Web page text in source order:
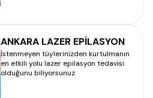
ANKARA LAZER EPİLASYON
İstenmeyen tüylerinizden kurtulmanın
en etkili yolu lazer epilasyon tedavisi
olduğunu biliyorsunuz